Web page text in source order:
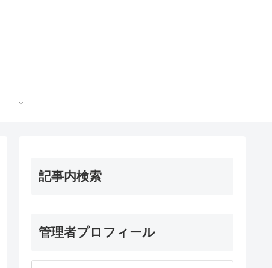
記事内検索
管理者プロフィール